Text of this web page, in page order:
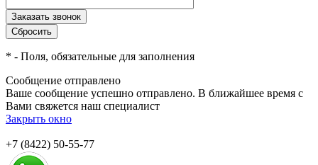
* - Поля, обязательные для заполнения
Сообщение отправлено
Ваше сообщение успешно отправлено. В ближайшее время с
Вами свяжется наш специалист
Закрыть окно
+7 (8422) 50-55-77